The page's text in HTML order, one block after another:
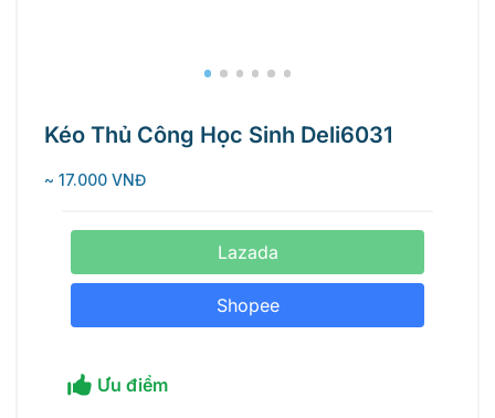
Kéo Thủ Công Học Sinh Deli6031
~ 17.000 VNĐ
Lazada
Shopee
Ưu điểm